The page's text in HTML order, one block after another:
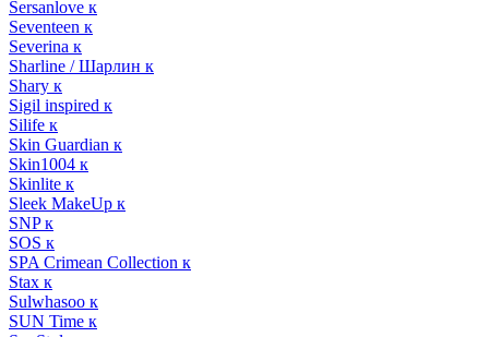
Sersanlove к
Seventeen к
Severina к
Sharline / Шарлин к
Shary к
Sigil inspired к
Silife к
Skin Guardian к
Skin1004 к
Skinlite к
Sleek MakeUp к
SNP к
SOS к
SPA Crimean Collection к
Stax к
Sulwhasoo к
SUN Time к